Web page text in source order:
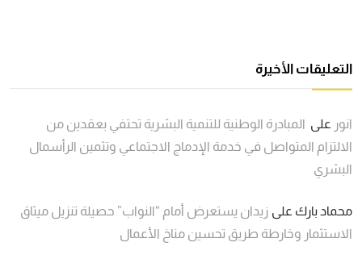
التعليقات الأخيرة
انور على المبادرة الوطنية للتنمية البشرية تحتفي بعقدين من
الالتزام المتواصل في خدمة الإدماج الاجتماعي وتثمين الرأسمال
البشري
محماد بارك على زيدان يستعرض أمام “النواب” حصيلة تنزيل ميثاق
الاستثمار وخارطة طريق تحسين مناخ الأعمال